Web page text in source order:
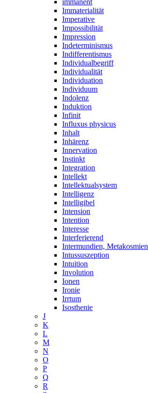
immanent
Immaterialität
Imperative
Impossibilität
Impression
Indeterminismus
Indifferentismus
Individualbegriff
Individualität
Individuation
Individuum
Indolenz
Induktion
Infinit
Influxus physicus
Inhalt
Inhärenz
Innervation
Instinkt
Integration
Intellekt
Intellektualsystem
Intelligenz
Intelligibel
Intension
Intention
Interesse
Interferierend
Intermundien, Metakosmien
Intussuszeption
Intuition
Involution
Ionen
Ironie
Irrtum
Isosthenie
J
K
L
M
N
O
P
Q
R